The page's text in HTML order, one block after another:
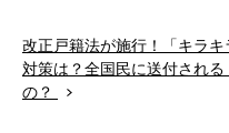
改正戸籍法が施行！「キラ
対策は？全国民に送付され
の？